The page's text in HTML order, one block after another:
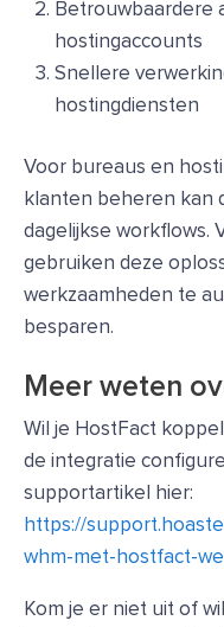
Betrouwbaardere
hostingaccounts
Snellere
hostingdiensten
Voor bureaus en
klanten beheren kan
dagelijkse workflows.
gebruiken deze
werkzaamheden te
besparen.
Meer weten
Wil je HostFact
de integratie
supportartikel hier:
https://
whm-met-hostfact-
Kom je er niet uit of